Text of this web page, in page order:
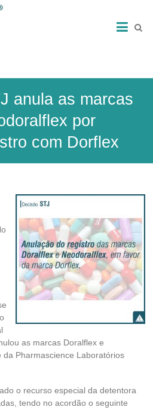
anula as marcas
por
com Dorflex
as marcas Doralflex e
Pharmascience Laboratórios
o recurso especial da detentora
tendo no acordão o seguinte